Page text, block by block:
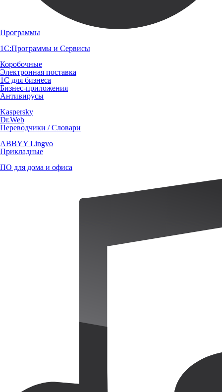
Программы
1С:Программы и Сервисы
Коробочные
Электронная поставка
1С для бизнеса
Бизнес-приложения
Антивирусы
Kaspersky
Dr.Web
Переводчики / Словари
ABBYY Lingvo
Прикладные
ПО для дома и офиса